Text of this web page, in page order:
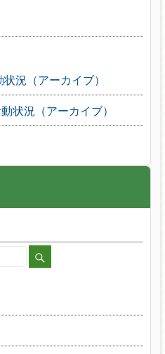
況（アーカイブ）
状況（アーカイブ）